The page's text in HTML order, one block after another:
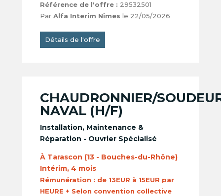
Référence de l'offre : 29532501
Par Alfa Interim Nîmes le 22/05/2026
Détails de l'offre
CHAUDRONNIER/
NAVAL (H/F)
Installation, Maintenance &
Réparation - Ouvrier Spécialisé
À Tarascon (13 - Bouches-du-Rhône)
Intérim, 4 mois
Rémunération : de 13EUR à 15EUR par
HEURE + Selon convention collective